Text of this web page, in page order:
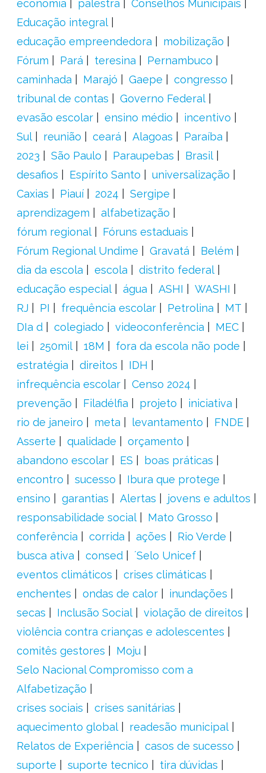
economia palestra
Conselhos Municipais
Educação integral
educação empreendedora
mobilização
Fórum
Pará teresina
Pernambuco
caminhada
Marajó Gaepe
congresso
tribunal de contas
Governo Federal
evasão escolar
ensino médio
incentivo
Sul
reunião ceará Alagoas
Paraíba
2023
São Paulo Paraupebas
Brasil
desafios
Espírito Santo
universalização
Caxias
Piauí 2024
Sergipe
aprendizagem
alfabetização
fórum regional
Fóruns estaduais
Fórum Regional Undime
Gravatá
Belém
dia da escola
escola
distrito federal
educação especial
água ASHI
WASHI
RJ
PI frequência escolar Petrolina
MT
DIa d
colegiado videoconferência
MEC
lei
250mil 18M
fora da escola não pode
estratégia
direitos
IDH
infrequência escolar
Censo 2024
prevenção
Filadélfia projeto
iniciativa
rio de janeiro
meta levantamento
FNDE
Asserte
qualidade
orçamento
abandono escolar
ES
boas práticas
encontro
sucesso
Ibura que protege
ensino
garantias Alertas
jovens e adultos
responsabilidade social
Mato Grosso
conferência
corrida ações
Rio Verde
busca ativa
consed
´Selo Unicef
eventos climáticos
crises climáticas
enchentes
ondas de calor
inundações
secas
Inclusão Social
violação de direitos
violência contra crianças e adolescentes
comitês gestores
Moju
Selo Nacional Compromisso com a
Alfabetização
crises sociais
crises sanitárias
aquecimento global
readesão municipal
Relatos de Experiência
casos de sucesso
suporte
suporte tecnico
tira dúvidas